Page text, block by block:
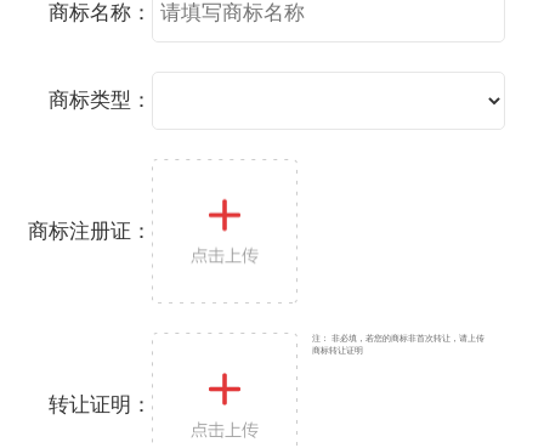
商标名称：
商标类型：
商标注册证：
转让证明：
注： 非必填，若您的商标非首次转让，请上传
商标转让证明